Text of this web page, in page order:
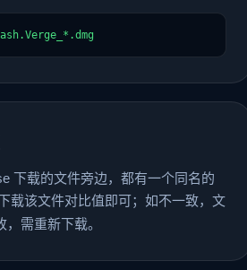
下载的文件旁边，都有一个同名的
载该文件对比值即可；如不一致，文
需重新下载。